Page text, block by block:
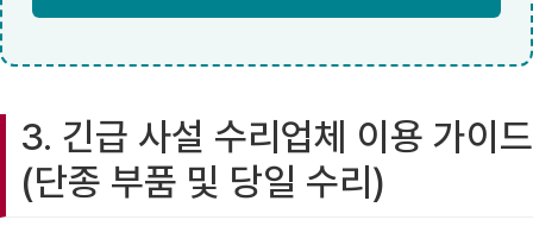
3. 긴급 사설 수리업체 이용 가이드
(단종 부품 및 당일 수리)